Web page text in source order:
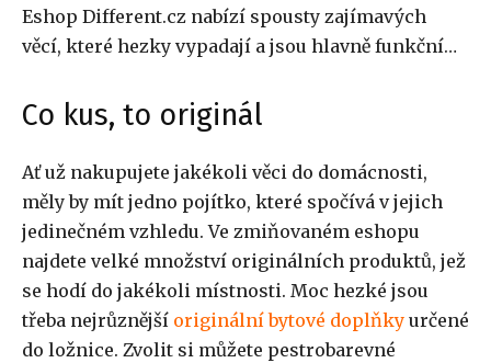
Eshop Different.cz nabízí spousty zajímavých
věcí, které hezky vypadají a jsou hlavně funkční…
Co kus, to originál
Ať už nakupujete jakékoli věci do domácnosti,
měly by mít jedno pojítko, které spočívá v jejich
jedinečném vzhledu. Ve zmiňovaném eshopu
najdete velké množství originálních produktů, jež
se hodí do jakékoli místnosti. Moc hezké jsou
třeba nejrůznější originální bytové doplňky určené
do ložnice. Zvolit si můžete pestrobarevné